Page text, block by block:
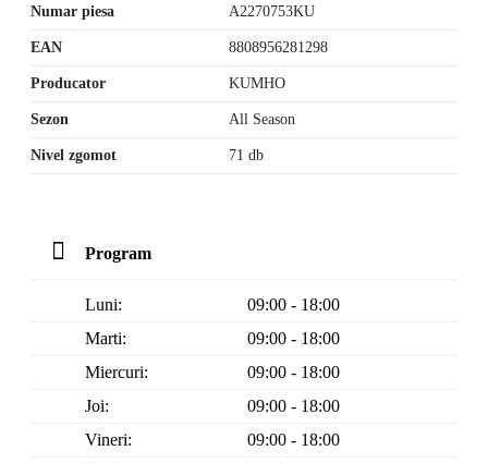
Numar piesa A2270753KU
EAN 8808956281298
Producator KUMHO
Sezon All Season
Nivel zgomot 71 db
Program
Luni:
09:00 - 18:00
Marti:
09:00 - 18:00
Miercuri:
09:00 - 18:00
Joi:
09:00 - 18:00
Vineri:
09:00 - 18:00